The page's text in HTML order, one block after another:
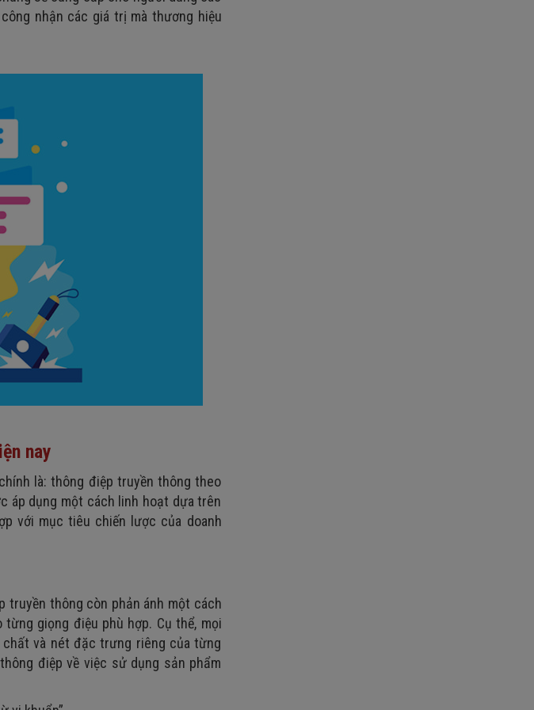
nhận các giá trị mà thương hiệu
nay
là: thông điệp truyền thông theo
áp dụng một cách linh hoạt dựa trên
với mục tiêu chiến lược của doanh
truyền thông còn phản ánh một cách
giọng điệu phù hợp. Cụ thể, mọi
và nét đặc trưng riêng của từng
điệp về việc sử dụng sản phẩm